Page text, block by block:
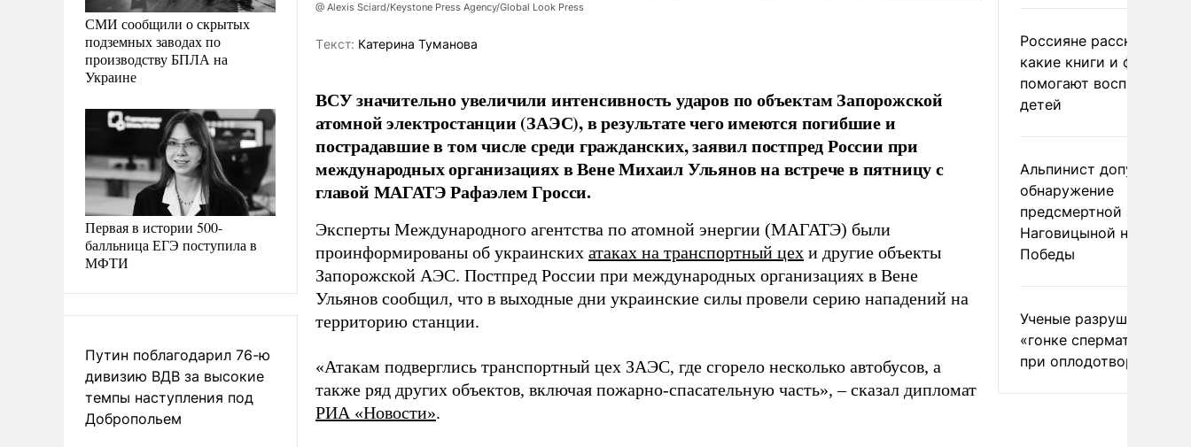
СМИ сообщили о скрытых
подземных заводах по
производству БПЛА на
Украине
Первая в истории 500-
балльница ЕГЭ поступила в
МФТИ
Путин поблагодарил 76-ю
дивизию ВДВ за высокие
темпы наступления под
Добропольем
@ Alexis Sciard/Keystone Press Agency/Global Look Press
Tекст: Катерина Туманова
ВСУ значительно увеличили интенсивность ударов по объектам Запорожской
атомной электростанции (ЗАЭС), в результате чего имеются погибшие и
пострадавшие в том числе среди гражданских, заявил постпред России при
международных организациях в Вене Михаил Ульянов на встрече в пятницу с
главой МАГАТЭ Рафаэлем Гросси.
Эксперты Международного агентства по атомной энергии (МАГАТЭ) были
проинформированы об украинских атаках на транспортный цех и другие объекты
Запорожской АЭС. Постпред России при международных организациях в Вене
Ульянов сообщил, что в выходные дни украинские силы провели серию нападений на
территорию станции.
«Атакам подверглись транспортный цех ЗАЭС, где сгорело несколько автобусов, а
также ряд других объектов, включая пожарно-спасательную часть», – сказал дипломат
РИА «Новости».
Россияне рассказали,
какие книги и фильмы
помогают воспитывать
детей
Альпинист допустил
обнаружение
предсмертной записки
Наговицыной на пике
Победы
Ученые разрушили миф
«гонке
при оплодотворении